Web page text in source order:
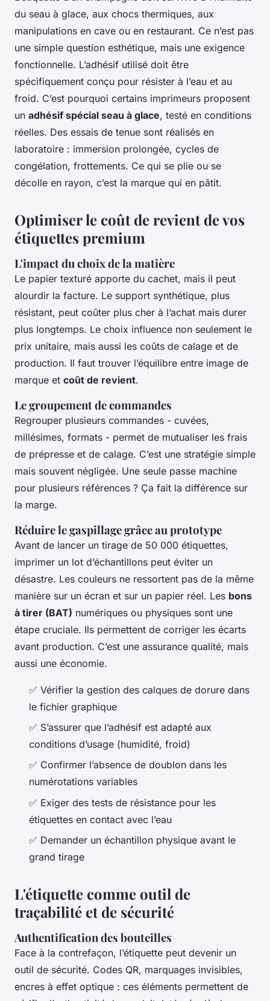
du seau à glace, aux chocs thermiques, aux
manipulations en cave ou en restaurant. Ce n’est pas
une simple question esthétique, mais une exigence
fonctionnelle. L’adhésif utilisé doit être
spécifiquement conçu pour résister à l’eau et au
froid. C’est pourquoi certains imprimeurs proposent
un adhésif spécial seau à glace, testé en conditions
réelles. Des essais de tenue sont réalisés en
laboratoire : immersion prolongée, cycles de
congélation, frottements. Ce qui se plie ou se
décolle en rayon, c’est la marque qui en pâtit.
Optimiser le coût de revient de vos
étiquettes premium
L'impact du choix de la matière
Le papier texturé apporte du cachet, mais il peut
alourdir la facture. Le support synthétique, plus
résistant, peut coûter plus cher à l’achat mais durer
plus longtemps. Le choix influence non seulement le
prix unitaire, mais aussi les coûts de calage et de
production. Il faut trouver l’équilibre entre image de
marque et coût de revient.
Le groupement de commandes
Regrouper plusieurs commandes - cuvées,
millésimes, formats - permet de mutualiser les frais
de prépresse et de calage. C’est une stratégie simple
mais souvent négligée. Une seule passe machine
pour plusieurs références ? Ça fait la différence sur
la marge.
Réduire le gaspillage grâce au prototype
Avant de lancer un tirage de 50 000 étiquettes,
imprimer un lot d’échantillons peut éviter un
désastre. Les couleurs ne ressortent pas de la même
manière sur un écran et sur un papier réel. Les bons
à tirer (BAT) numériques ou physiques sont une
étape cruciale. Ils permettent de corriger les écarts
avant production. C’est une assurance qualité, mais
aussi une économie.
✅ Vérifier la gestion des calques de dorure dans
le fichier graphique
✅ S’assurer que l’adhésif est adapté aux
conditions d’usage (humidité, froid)
✅ Confirmer l’absence de doublon dans les
numérotations variables
✅ Exiger des tests de résistance pour les
étiquettes en contact avec l’eau
✅ Demander un échantillon physique avant le
grand tirage
L'étiquette comme outil de
traçabilité et de sécurité
Authentification des bouteilles
Face à la contrefaçon, l’étiquette peut devenir un
outil de sécurité. Codes QR, marquages invisibles,
encres à effet optique : ces éléments permettent de